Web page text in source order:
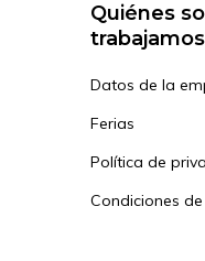
Quiénes
trabajamos
Datos de la
Ferias
Política de
Condiciones